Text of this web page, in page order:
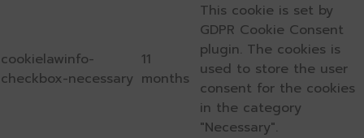
cookielawinfo-
checkbox-necessary
11
months
This cookie is set by
GDPR Cookie Consent
plugin. The cookies is
used to store the user
consent for the cookies
in the category
"Necessary".